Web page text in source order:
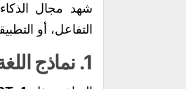
شهد مجال
التفاعل، أو
1. نماذج